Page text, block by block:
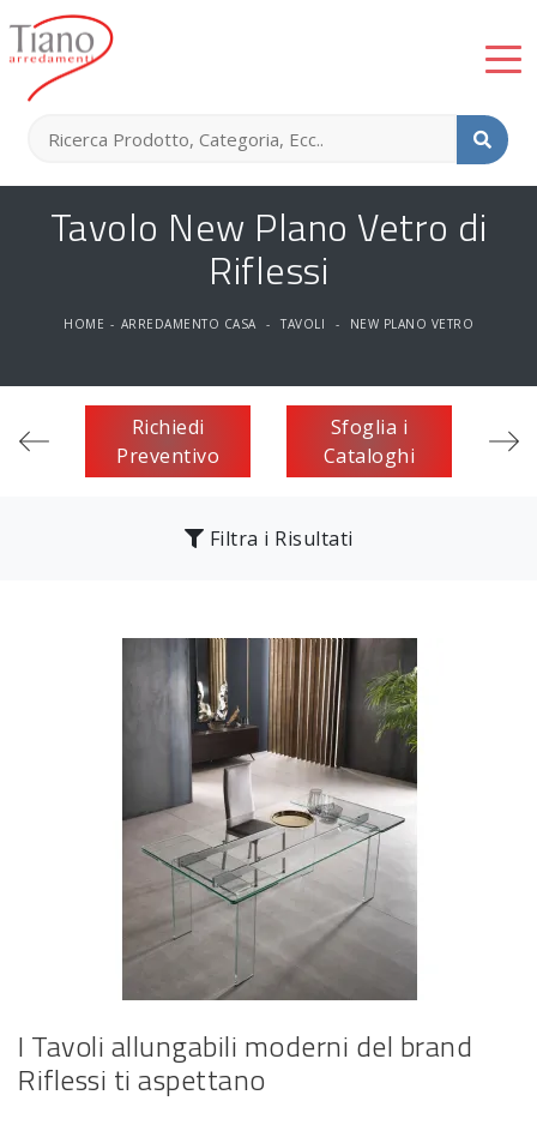
Tavolo New Plano Vetro di
Riflessi
HOME - ARREDAMENTO CASA - TAVOLI - NEW PLANO VETRO
Richiedi
Preventivo
Sfoglia i
Cataloghi
Filtra i Risultati
I Tavoli allungabili moderni del brand
Riflessi ti aspettano